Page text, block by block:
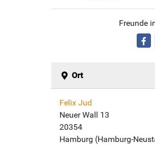
Freunde
Ort
Felix Jud
Neuer Wall 13
20354
Hamburg (Hamburg-